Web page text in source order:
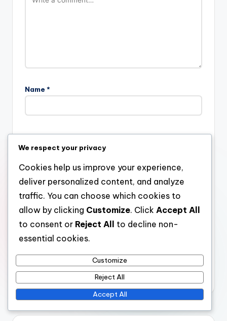
Name *
Email*
Website
Save my name, email, and website in this browser for the
We respect your privacy
Cookies help us improve your experience,
deliver personalized content, and analyze
traffic. You can choose which cookies to
allow by clicking Customize. Click Accept All
to consent or Reject All
to decline non-
essential cookies.
Customize
Reject All
Accept All